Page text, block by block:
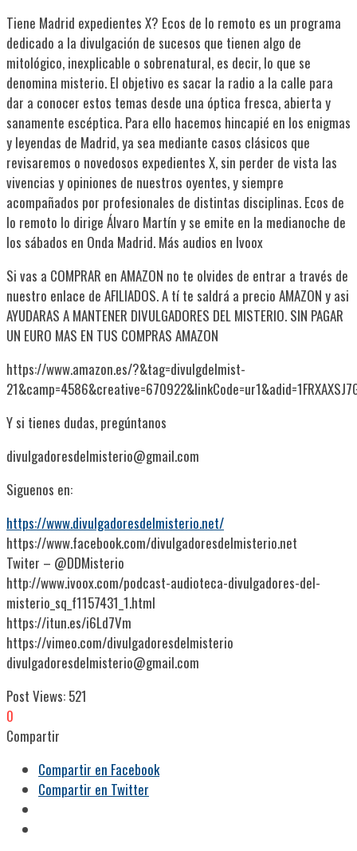
Tiene Madrid expedientes X? Ecos de lo remoto es un programa
dedicado a la divulgación de sucesos que tienen algo de
mitológico, inexplicable o sobrenatural, es decir, lo que se
denomina misterio. El objetivo es sacar la radio a la calle para
dar a conocer estos temas desde una óptica fresca, abierta y
sanamente escéptica. Para ello hacemos hincapié en los enigmas
y leyendas de Madrid, ya sea mediante casos clásicos que
revisaremos o novedosos expedientes X, sin perder de vista las
vivencias y opiniones de nuestros oyentes, y siempre
acompañados por profesionales de distintas disciplinas. Ecos de
lo remoto lo dirige Álvaro Martín y se emite en la medianoche de
los sábados en Onda Madrid. Más audios en Ivoox
Si vas a COMPRAR en AMAZON no te olvides de entrar a través de
nuestro enlace de AFILIADOS. A tí te saldrá a precio AMAZON y asi
AYUDARAS A MANTENER DIVULGADORES DEL MISTERIO. SIN PAGAR
UN EURO MAS EN TUS COMPRAS AMAZON
https://www.amazon.es/?&tag=divulgdelmist-
Y si tienes dudas, pregúntanos
divulgadoresdelmisterio@gmail.com
Siguenos en:
https://www.divulgadoresdelmisterio.net/
https://www.facebook.com/divulgadoresdelmisterio.net
Twiter – @DDMisterio
http://www.ivoox.com/podcast-audioteca-divulgadores-del-
misterio_sq_f1157431_1.html
https://itun.es/i6Ld7Vm
https://vimeo.com/divulgadoresdelmisterio
divulgadoresdelmisterio@gmail.com
Post Views: 521
0
Compartir
Compartir en Facebook
Compartir en Twitter